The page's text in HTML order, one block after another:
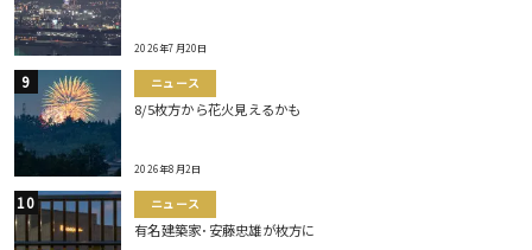
2026年7月20日
ニュース
8/5枚方から花火見えるかも
2026年8月2日
ニュース
有名建築家･安藤忠雄が枚方に